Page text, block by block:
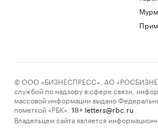
Финансы после 60: ошибки, которые
© ООО «БИЗНЕСПРЕСС», АО
службой по надзору в сфере связи,
массовой информации выдано
пометкой «РБК».
18+ letters@rbc.ru
Владельцем сайта является